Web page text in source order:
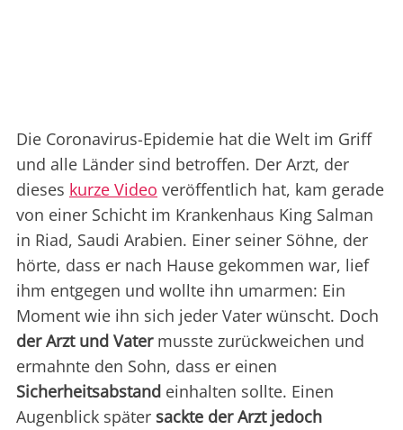
Die Coronavirus-Epidemie hat die Welt im Griff
und alle Länder sind betroffen. Der Arzt, der
dieses kurze Video veröffentlich hat, kam gerade
von einer Schicht im Krankenhaus King Salman
in Riad, Saudi Arabien. Einer seiner Söhne, der
hörte, dass er nach Hause gekommen war, lief
ihm entgegen und wollte ihn umarmen: Ein
Moment wie ihn sich jeder Vater wünscht. Doch
der Arzt und Vatermusste zurückweichen und
ermahnte den Sohn, dass er einen
Sicherheitsabstand einhalten sollte. Einen
Augenblick später sackte der Arzt jedoch